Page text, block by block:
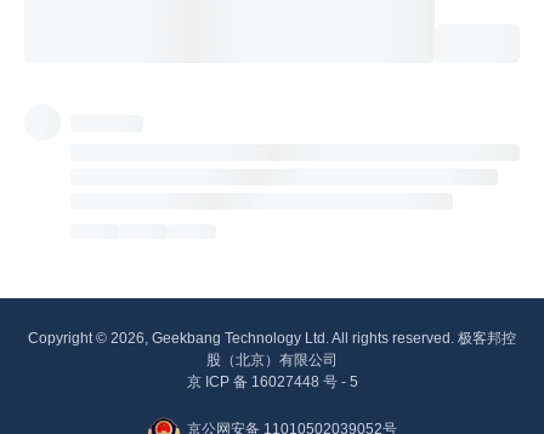
Copyright © 2026, Geekbang Technology Ltd. All rights reserved. 极客邦控
股（北京）有限公司
京 ICP 备 16027448 号 - 5
京公网安备 11010502039052号